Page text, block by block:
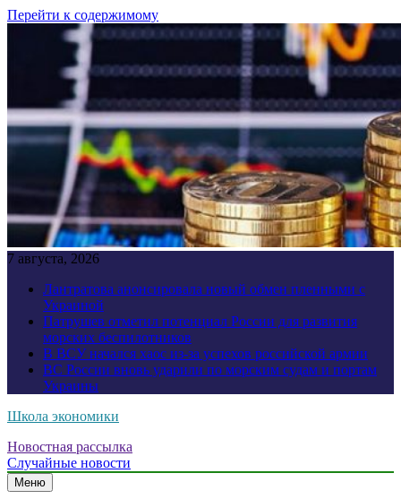
Перейти к содержимому
7 августа, 2026
Лантратова анонсировала новый обмен пленными с
Украиной
Патрушев отметил потенциал России для развития
морских беспилотников
В ВСУ начался хаос из-за успехов российской армии
ВС России вновь ударили по морским судам и портам
Украины
Школа экономики
Новостная рассылка
Случайные новости
Меню